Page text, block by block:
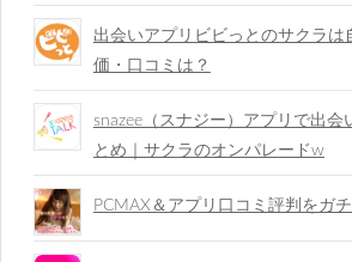
出会いアプリビビっとのサクラは
価・口コミは？
snazee（スナジー）アプリで出会
とめ｜サクラのオンパレードw
PCMAX＆アプリ口コミ評判をガチ